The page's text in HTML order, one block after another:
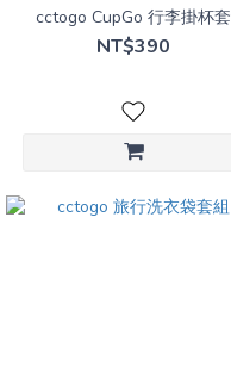
cctogo CupGo 行李掛杯套
NT$390